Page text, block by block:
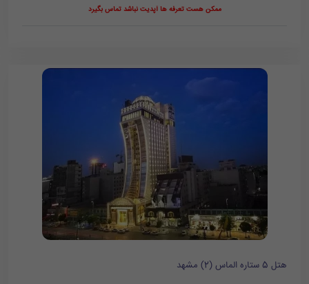
ممکن هست تعرفه ها آپدیت نباشد تماس بگیرد
هتل 5 ستاره الماس (2) مشهد